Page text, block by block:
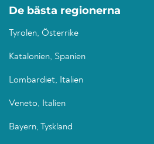
De bästa regionerna
Tyrolen, Österrike
Katalonien, Spanien
Lombardiet, Italien
Veneto, Italien
Bayern, Tyskland